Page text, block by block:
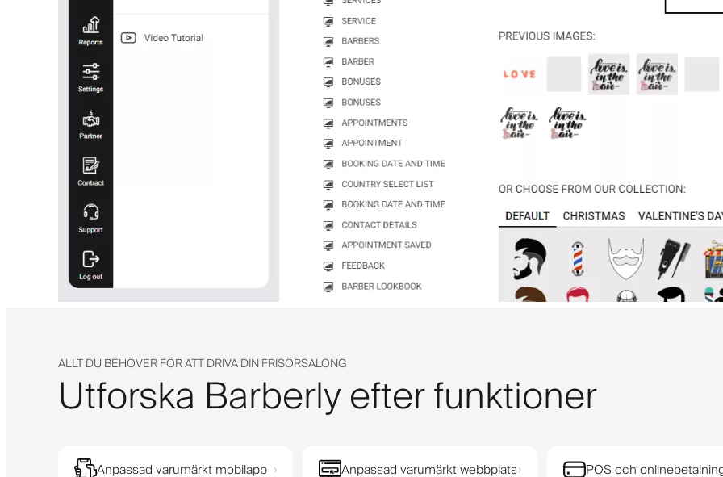
ALLT DU BEHÖVER FÖR ATT DRIVA DIN FRISÖRSALONG
Utforska Barberly efter funktioner
Anpassad varumärkt mobilapp › Anpassad varumärkt webbplats› POS och